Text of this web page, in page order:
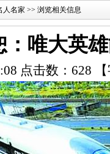
人名家 >> 浏览相关信息
：唯大英
点击数： 628